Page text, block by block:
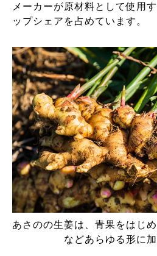
メーカーが原材料として使用
ップシェアを占めています。
あさのの生姜は、青果をはじ
などあらゆる形に